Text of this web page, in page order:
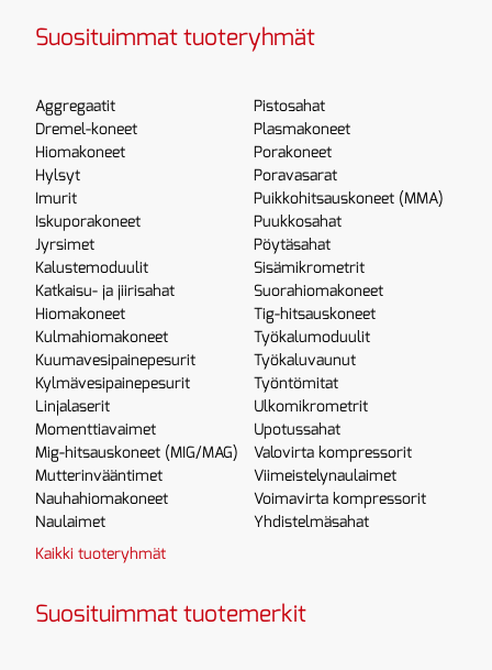
Suosituimmat tuoteryhmät
Aggregaatit
Dremel-koneet
Hiomakoneet
Hylsyt
Imurit
Iskuporakoneet
Jyrsimet
Kalustemoduulit
Katkaisu- ja jiirisahat
Hiomakoneet
Kulmahiomakoneet
Kuumavesipainepesurit
Kylmävesipainepesurit
Linjalaserit
Momenttiavaimet
Mig-hitsauskoneet (MIG/MAG)
Mutterinvääntimet
Nauhahiomakoneet
Naulaimet
Pistosahat
Plasmakoneet
Porakoneet
Poravasarat
Puikkohitsauskoneet (MMA)
Puukkosahat
Pöytäsahat
Sisämikrometrit
Suorahiomakoneet
Tig-hitsauskoneet
Työkalumoduulit
Työkaluvaunut
Työntömitat
Ulkomikrometrit
Upotussahat
Valovirta kompressorit
Viimeistelynaulaimet
Voimavirta kompressorit
Yhdistelmäsahat
Kaikki tuoteryhmät
Suosituimmat tuotemerkit